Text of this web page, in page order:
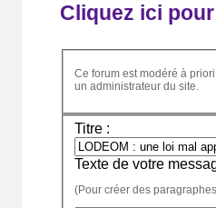
Cliquez ici
Ce forum est modéré à
un administrateur du site.
Titre :
Texte de votre
(Pour créer des